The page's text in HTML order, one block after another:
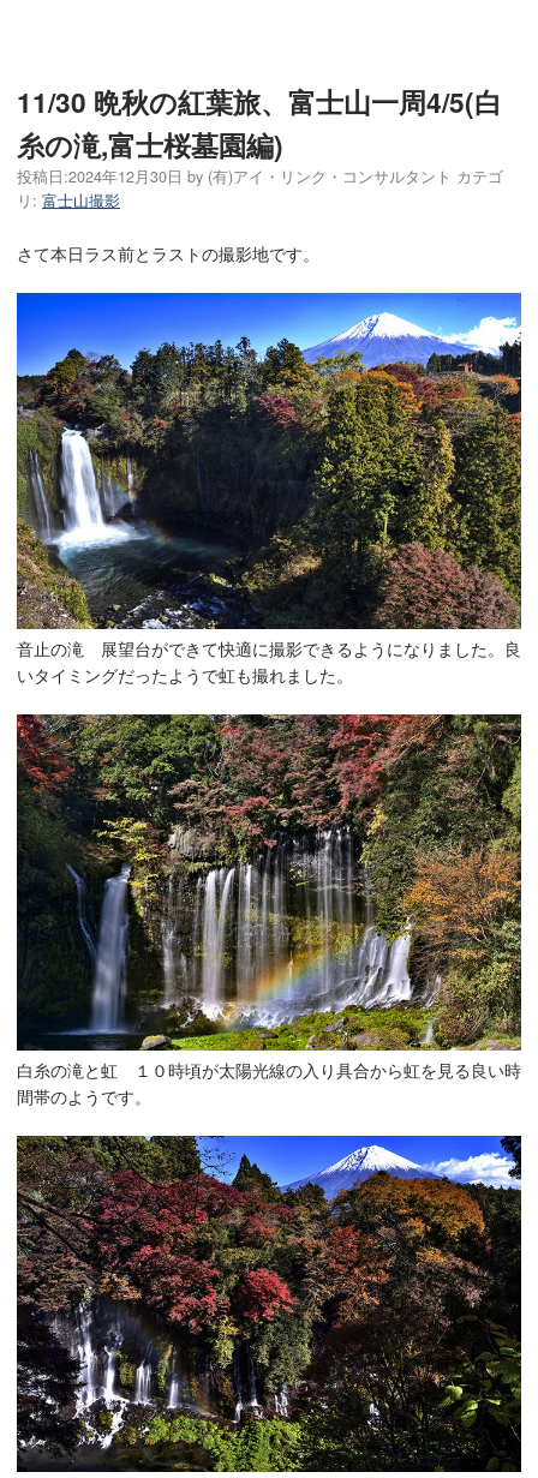
11/30 晩秋の紅葉旅、富士山一周4/5(白
糸の滝,富士桜墓園編)
投稿日:2024年12月30日 by (有)アイ・リンク・コンサルタント カテゴ
リ: 富士山撮影
さて本日ラス前とラストの撮影地です。
音止の滝 展望台ができて快適に撮影できるようになりました。良
いタイミングだったようで虹も撮れました。
白糸の滝と虹 １０時頃が太陽光線の入り具合から虹を見る良い時
間帯のようです。